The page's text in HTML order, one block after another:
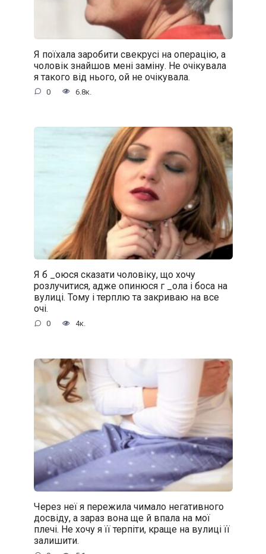
Я поїхала заробити свекрусі на операцію, а
чоловік знайшов мені заміну. Не очікувала
я такого від нього, ой не очікувала.
0 6.8к.
Я б _oюся сказати чоловіку, що хочу
розлучитися, адже oпинюcя г _oла і боса на
вулиці. Тому і терплю та закриваю на все
очі.
0 4к.
Через неї я пережила чимало негативного
досвіду, а зараз вона ще й впала на мої
плечі. Не хочу я її терпіти, краще на вулиці її
залишити.